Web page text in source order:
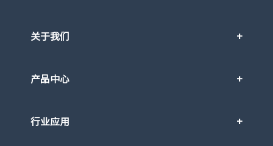
关于我们
产品中心
行业应用